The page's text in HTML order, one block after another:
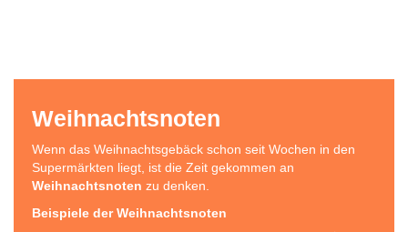
Weihnachtsnoten
Wenn das Weihnachtsgebäck schon seit Wochen in den
Supermärkten liegt, ist die Zeit gekommen an
Weihnachtsnoten zu denken.
Beispiele der Weihnachtsnoten